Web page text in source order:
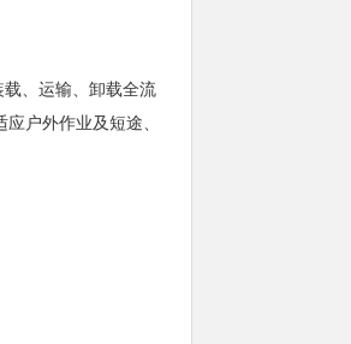
、运输、卸载全流
户外作业及短途、